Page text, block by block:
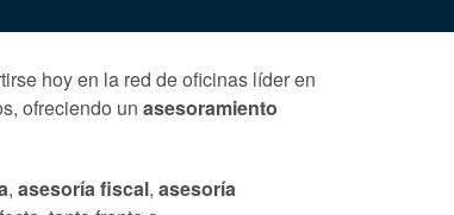
hoy en la red de oficinas líder en
ofreciendo un asesoramiento
, asesoría fiscal, asesoría